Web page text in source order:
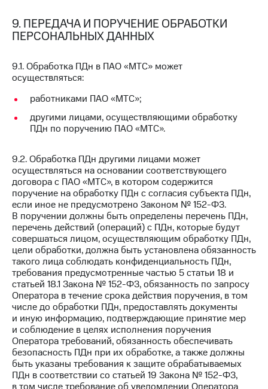
9. ПЕРЕДАЧА И ПОРУЧЕНИЕ ОБРАБОТКИ
ПЕРСОНАЛЬНЫХ ДАННЫХ
9.1. Обработка ПДн в ПАО «МТС» может
осуществляться:
работниками ПАО «МТС»;
другими лицами, осуществляющими обработку
ПДн по поручению ПАО «МТС».
9.2. Обработка ПДн другими лицами может
осуществляться на основании соответствующего
договора с ПАО «МТС», в котором содержится
поручение на обработку ПДн с согласия субъекта ПДн,
если иное не предусмотрено Законом № 152-ФЗ.
В поручении должны быть определены перечень ПДн,
перечень действий (операций) с ПДн, которые будут
совершаться лицом, осуществляющим обработку ПДн,
цели обработки, должна быть установлена обязанность
такого лица соблюдать конфиденциальность ПДн,
требования предусмотренные частью 5 статьи 18 и
статьей 18.1 Закона № 152-ФЗ, обязанность по запросу
Оператора в течение срока действия поручения, в том
числе до обработки ПДн, предоставлять документы
и иную информацию, подтверждающие принятие мер
и соблюдение в целях исполнения поручения
Оператора требований, обязанность обеспечивать
безопасность ПДн при их обработке, а также должны
быть указаны требования к защите обрабатываемых
ПДн в соответствии со статьей 19 Закона № 152-ФЗ,
в том числе требование об уведомлении Оператора